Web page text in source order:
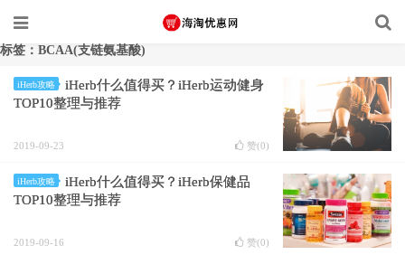
标签：BCAA(支链氨基酸)
iHerb攻略
iHerb什么值得买？iHerb运动健身
TOP10整理与推荐
2019-09-23 赞(0)
iHerb攻略
iHerb什么值得买？iHerb保健品
TOP10整理与推荐
2019-09-16 赞(0)